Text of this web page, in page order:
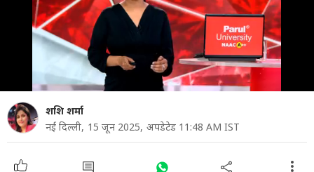
seconds
शशि शर्मा
नई दिल्ली, 15 जून 2025, अपडेटेड 11:48 AM IST